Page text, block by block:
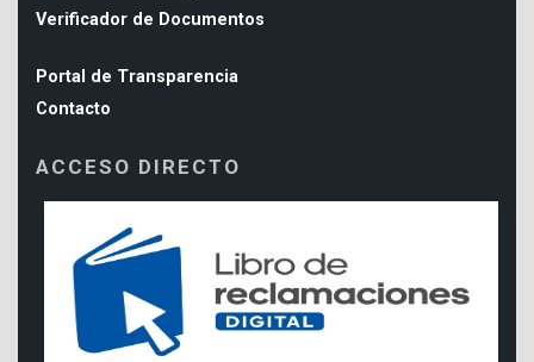
Verificador de Documentos
Portal de Transparencia
Contacto
ACCESO DIRECTO